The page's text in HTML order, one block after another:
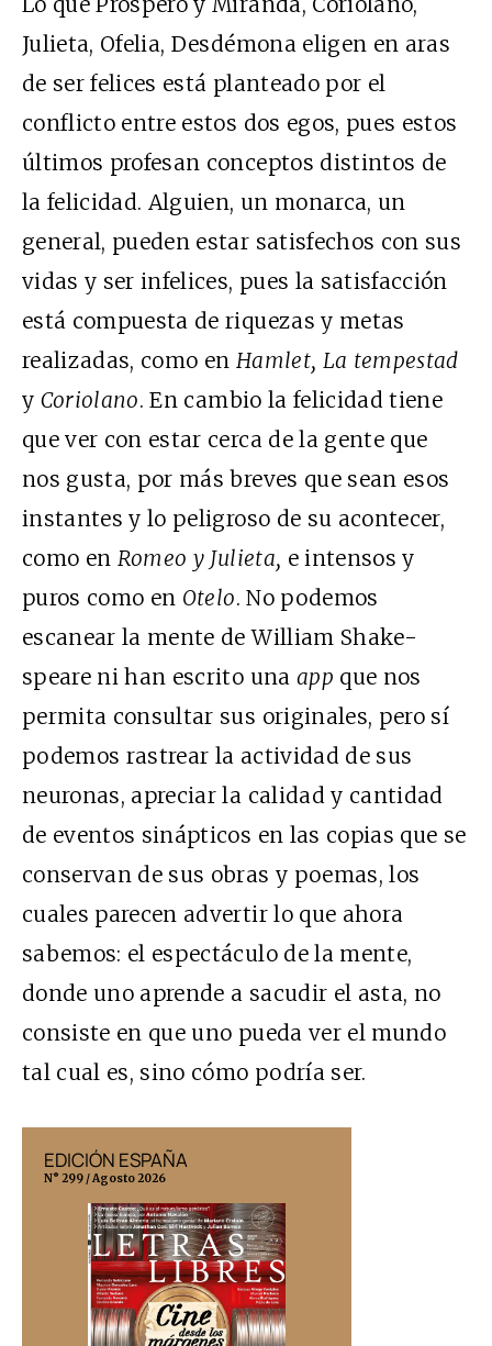
Julieta, Ofelia, Desdémona eligen en aras
de ser felices está planteado por el
conflicto entre estos dos egos, pues estos
últimos profesan conceptos distintos de
la felicidad. Alguien, un monarca, un
general, pueden estar satisfechos con sus
vidas y ser infelices, pues la satisfacción
está compuesta de riquezas y metas
realizadas, como en Hamlet, La tempestad
y Coriolano. En cambio la felicidad tiene
que ver con estar cerca de la gente que
nos gusta, por más breves que sean esos
instantes y lo peligroso de su acontecer,
como en Romeo y Julieta, e intensos y
puros como en Otelo. No podemos
escanear la mente de William Shake-
speare ni han escrito una app que nos
permita consultar sus originales, pero sí
podemos rastrear la actividad de sus
neuronas, apreciar la calidad y cantidad
de eventos sinápticos en las copias que se
conservan de sus obras y poemas, los
cuales parecen advertir lo que ahora
sabemos: el espectáculo de la mente,
donde uno aprende a sacudir el asta, no
consiste en que uno pueda ver el mundo
tal cual es, sino cómo podría ser.
EDICIÓN ESPAÑA
N° 299 / Agosto 2026